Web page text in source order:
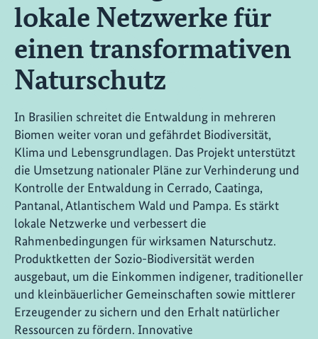
lokale Netzwerke für
einen transformativen
Naturschutz
In Brasilien schreitet die Entwaldung in mehreren
Biomen weiter voran und gefährdet Biodiversität,
Klima und Lebensgrundlagen. Das Projekt unterstützt
die Umsetzung nationaler Pläne zur Verhinderung und
Kontrolle der Entwaldung in Cerrado, Caatinga,
Pantanal, Atlantischem Wald und Pampa. Es stärkt
lokale Netzwerke und verbessert die
Rahmenbedingungen für wirksamen Naturschutz.
Produktketten der Sozio-Biodiversität werden
ausgebaut, um die Einkommen indigener, traditioneller
und kleinbäuerlicher Gemeinschaften sowie mittlerer
Erzeugender zu sichern und den Erhalt natürlicher
Ressourcen zu fördern. Innovative